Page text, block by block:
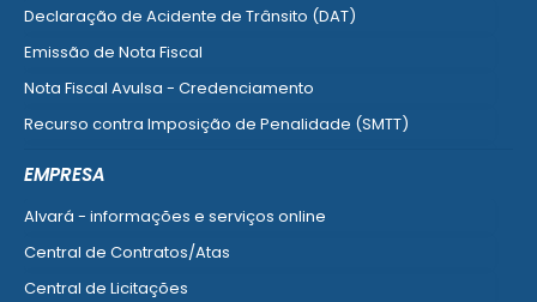
Declaração de Acidente de Trânsito (DAT)
Emissão de Nota Fiscal
Nota Fiscal Avulsa - Credenciamento
Recurso contra Imposição de Penalidade (SMTT)
EMPRESA
Alvará - informações e serviços online
Central de Contratos/Atas
Central de Licitações